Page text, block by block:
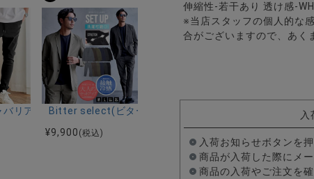
ドカラー半袖シャツ＆イージーパンツ/全2色
Tシャツ/全4色
リア)ストレッチジョッパーパンツ/全4色
Bitter select(ビターセレクト)接触冷感スーパーストレ
¥9,900 (税込)
伸縮性-若干あり 透け感-
※当店スタッフの個人的な
合がございますので、あく
入荷お知らせボタンを
商品が入荷した際にメ
商品の入荷やご注文を